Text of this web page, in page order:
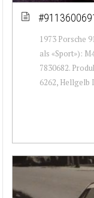
1973 Porsche
als «Sport»):
7830682.
6262, Hellgelb